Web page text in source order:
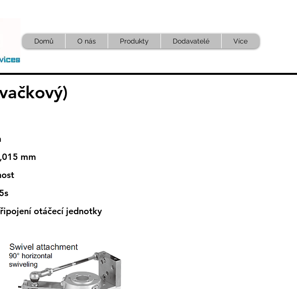
Domů O nás Produkty Dodavatelé Více
mm
otáčecí jednotky